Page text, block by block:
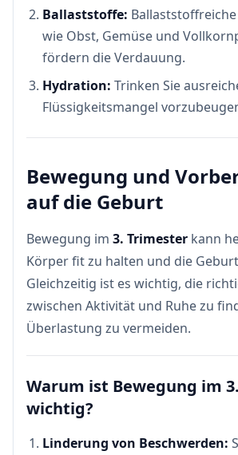
Ballaststoffe:
wie Obst, Gemüse und
fördern die Verdauung.
Hydration: Trinken Sie
Flüssigkeitsmangel
Bewegung und
auf die Geburt
Bewegung im 3. Trimester kann
Körper fit zu halten und die
Gleichzeitig ist es wichtig, die
zwischen Aktivität und Ruhe zu
Überlastung zu vermeiden.
Warum ist Bewegung im
wichtig?
Linderung von Beschwerden: